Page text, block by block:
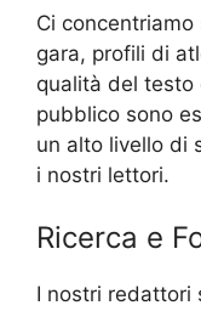
Ci
gara, profili di
qualità del testo
pubblico sono
un alto livello di
i nostri lettori.
Ricerca e
I nostri redattori